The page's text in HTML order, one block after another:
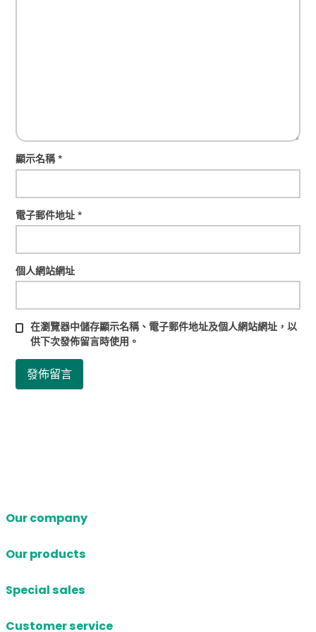
顯示名稱*
電子郵件地址*
個人網站網址
在瀏覽器中儲存顯示名稱、電子郵件地址及個人網站網址，以
供下次發佈留言時使用。
Our company
Our products
Special sales
Customer service